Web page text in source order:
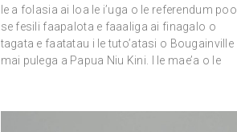
le a folasia ai loa le i’uga o le referendum poo
se fesili faapalota e faaaliga ai finagalo o
tagata e faatatau i le tuto’atasi o Bougainville
mai pulega a Papua Niu Kini. I le mae’a o le